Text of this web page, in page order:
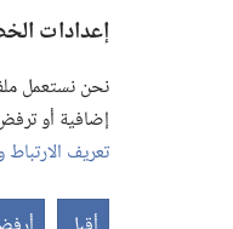
إعدادات
نحن نستعمل
إضافية أو
تعريف الارتباط
التاريخ